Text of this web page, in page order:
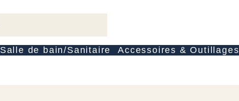
Salle de bain/Sanitaire Accessoires & Outillages